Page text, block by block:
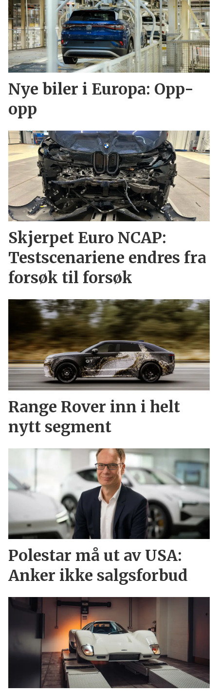
Nye biler i Europa: Opp-
opp
Skjerpet Euro NCAP:
Testscenariene endres fra
forsøk til forsøk
Range Rover inn i helt
nytt segment
Polestar må ut av USA:
Anker ikke salgsforbud